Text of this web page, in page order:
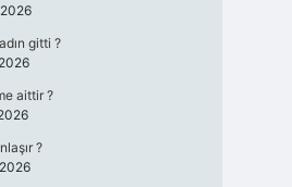
gitti ?
aittir ?
?